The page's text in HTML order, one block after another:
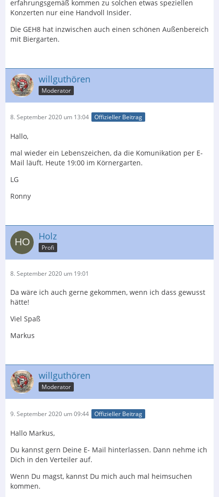
erfahrungsgemäß kommen zu solchen etwas speziellen
Konzerten nur eine Handvoll Insider.
Die GEH8 hat inzwischen auch einen schönen Außenbereich
mit Biergarten.
willguthören
Moderator
8. September 2020 um 13:04 Offizieller Beitrag
Hallo,
mal wieder ein Lebenszeichen, da die Komunikation per E-
Mail läuft. Heute 19:00 im Körnergarten.
LG
Ronny
Holz
Profi
8. September 2020 um 19:01
Da wäre ich auch gerne gekommen, wenn ich dass gewusst
hätte!
Viel Spaß
Markus
willguthören
Moderator
9. September 2020 um 09:44 Offizieller Beitrag
Hallo Markus,
Du kannst gern Deine E- Mail hinterlassen. Dann nehme ich
Dich in den Verteiler auf.
Wenn Du magst, kannst Du mich auch mal heimsuchen
kommen.